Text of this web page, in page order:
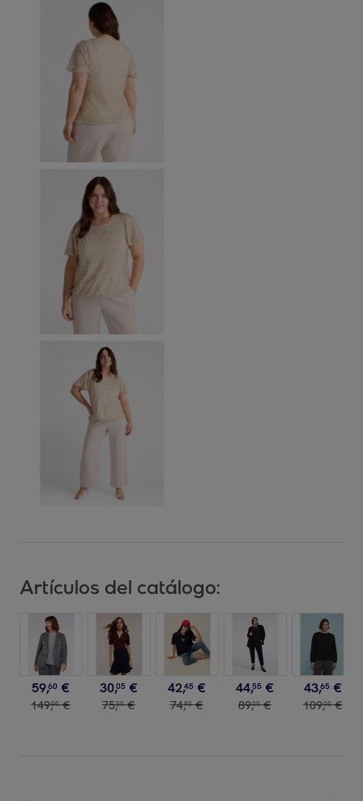
Artículos del catálogo:
59,60 €
149,00 €
30,05 €
75,00 €
42,45 €
74,90 €
44,55 €
89,00 €
43,65 €
109,00 €